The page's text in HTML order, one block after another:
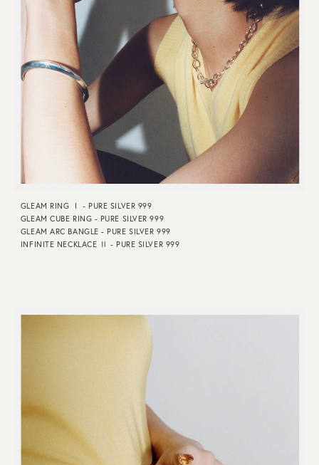
GLEAM RING Ⅰ - PURE SILVER 999
GLEAM CUBE RING - PURE SILVER 999
GLEAM ARC BANGLE - PURE SILVER 999
INFINITE NECKLACE Ⅱ - PURE SILVER 999